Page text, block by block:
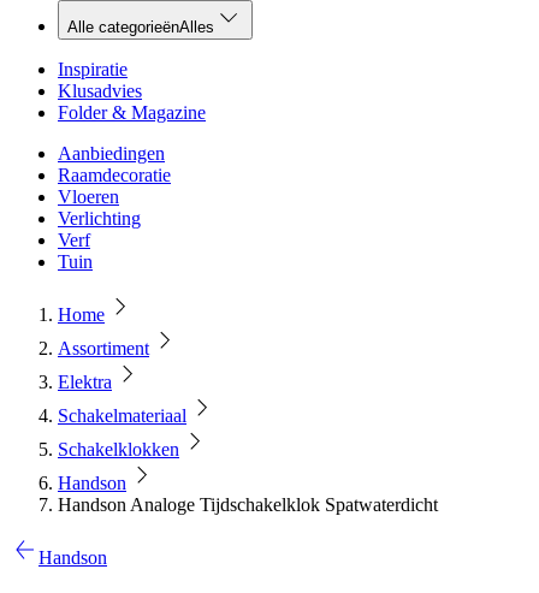
Alle categorieënAlles
Inspiratie
Klusadvies
Folder & Magazine
Aanbiedingen
Raamdecoratie
Vloeren
Verlichting
Verf
Tuin
Home
Assortiment
Elektra
Schakelmateriaal
Schakelklokken
Handson
Handson Analoge Tijdschakelklok Spatwaterdicht
Handson